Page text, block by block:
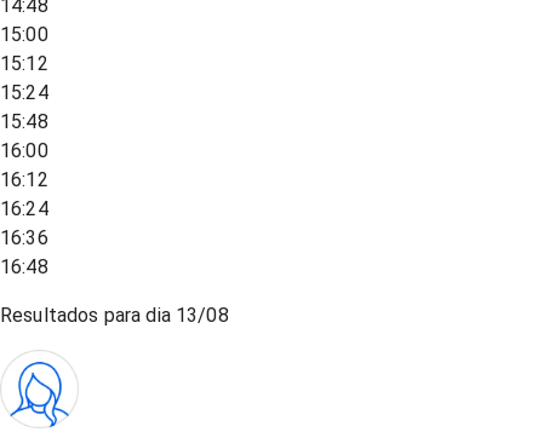
14:48
15:00
15:12
15:24
15:48
16:00
16:12
16:24
16:36
16:48
Resultados para dia 13/08